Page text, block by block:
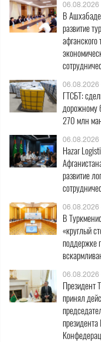
06.08.2026
В
развитие
афганского
06.08.2026
ГТСБТ:
дорожному
270 млн
06.08.2026
Hazar
развитие
06.08.2026
В
«круглый
поддержке
06.08.2026
Президент
принял